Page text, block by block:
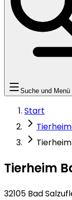
Suche und Menü
Start
Tierheim
32105 Bad